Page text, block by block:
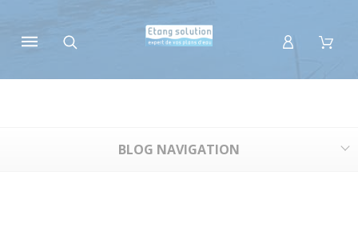
BLOG NAVIGATION